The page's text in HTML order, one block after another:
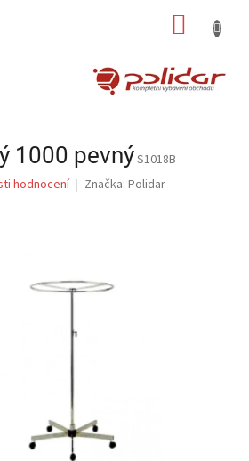
1000 pevnýS1018B
hodnocení Značka: Polidar